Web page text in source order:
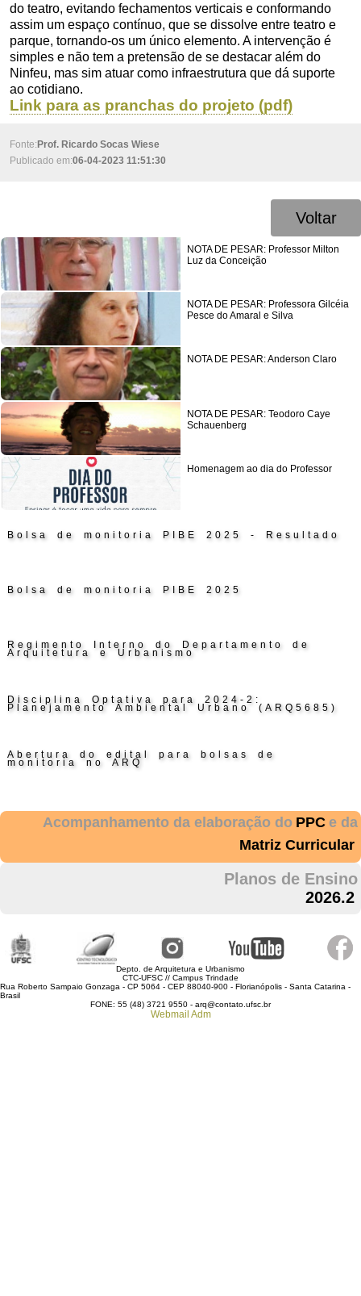
do teatro, evitando fechamentos verticais e conformando
assim um espaço contínuo, que se dissolve entre teatro e
parque, tornando-os um único elemento. A intervenção é
simples e não tem a pretensão de se destacar além do
Ninfeu, mas sim atuar como infraestrutura que dá suporte
ao cotidiano.
Link para as pranchas do projeto (pdf)
Fonte: Prof. Ricardo Socas Wiese
Publicado em:06-04-2023 11:51:30
Voltar
NOTA DE PESAR: Professor Milton
Luz da Conceição
NOTA DE PESAR: Professora Gilcéia
Pesce do Amaral e Silva
NOTA DE PESAR: Anderson Claro
NOTA DE PESAR: Teodoro Caye
Schauenberg
Homenagem ao dia do Professor
Bolsa de monitoria PIBE 2025 - Resultado
Bolsa de monitoria PIBE 2025
Regimento Interno do Departamento de
Arquitetura e Urbanismo
Disciplina Optativa para 2024-2:
Planejamento Ambiental Urbano (ARQ5685)
Abertura do edital para bolsas de
monitoria no ARQ
Acompanhamento da elaboração do PPC e da
Matriz Curricular
Planos de Ensino
2026.2
Depto. de Arquitetura e Urbanismo
CTC-UFSC // Campus Trindade
Rua Roberto Sampaio Gonzaga - CP 5064 - CEP 88040-900 - Florianópolis - Santa Catarina -
Brasil
FONE: 55 (48) 3721 9550 - arq@contato.ufsc.br
Webmail Adm